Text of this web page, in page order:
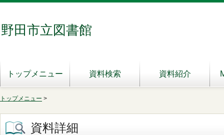
野田市立図書館
トップメニュー 資料検索 資料紹介
トップメニュー >
資料詳細